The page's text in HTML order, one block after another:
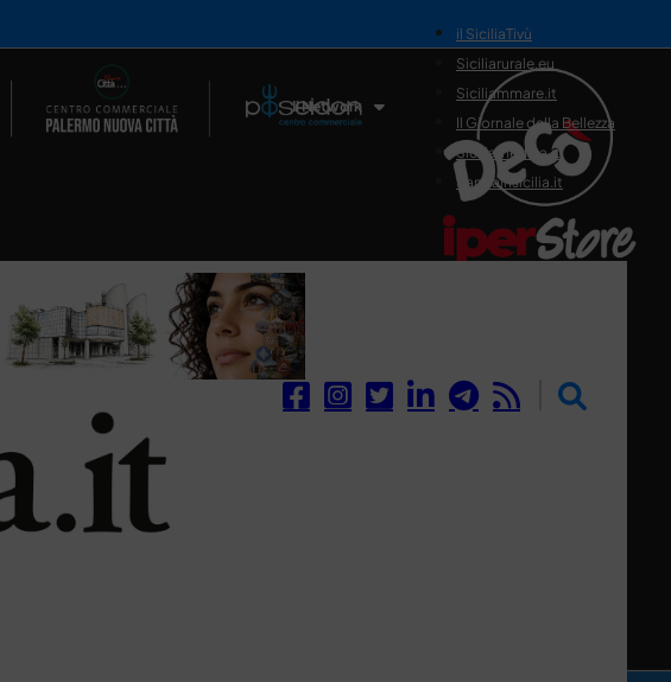
Il Network
il SiciliaTivù
Siciliarurale.eu
Siciliammare.it
Il Giornale della Bellezza
Siciliamedica.it
Sanitainsicilia.it